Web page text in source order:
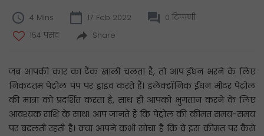
4 Mins 17 Feb 2022
0 टिप्पणी
154 पसंद
Share
जब आपकी कार का टैंक खाली चलता है, तो आप ईंधन भरने के लिए
निकटतम पेट्रोल पंप पर ड्राइव करते हैं। इलेक्ट्रॉनिक ईंधन मीटर पेट्रोल
की मात्रा को प्रदर्शित करता है, साथ ही आपको भुगतान करने के लिए
आवश्यक राशि के साथ। आप जानते हैं कि पेट्रोल की कीमत समय-समय
पर बदलती रहती है। क्या आपने कभी सोचा है कि वे इस कीमत पर कैसे